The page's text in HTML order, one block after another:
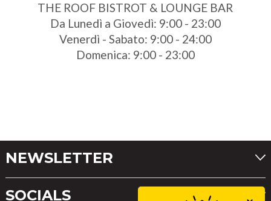
THE ROOF BISTROT & LOUNGE BAR
Da Lunedì a Giovedì: 9:00 - 23:00
Venerdì - Sabato: 9:00 - 24:00
Domenica: 9:00 - 23:00
NEWSLETTER
SOCIALS